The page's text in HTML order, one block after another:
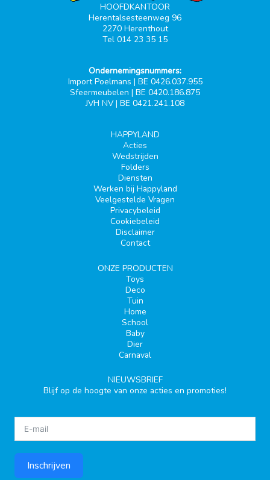
HOOFDKANTOOR
Herentalsesteenweg 96
2270 Herenthout
Tel 014 23 35 15
Ondernemingsnummers:
Import Poelmans | BE 0426.037.955
Sfeermeubelen | BE 0420.186.875
JVH NV | BE 0421.241.108
HAPPYLAND
Acties
Wedstrijden
Folders
Diensten
Werken bij Happyland
Veelgestelde Vragen
Privacybeleid
Cookiebeleid
Disclaimer
Contact
ONZE PRODUCTEN
Toys
Deco
Tuin
Home
School
Baby
Dier
Carnaval
NIEUWSBRIEF
Blijf op de hoogte van onze acties en promoties!
Inschrijven